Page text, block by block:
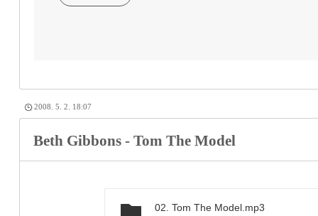
2008. 5. 2. 18:07
Beth Gibbons - Tom The Model
02. Tom The Model.mp3